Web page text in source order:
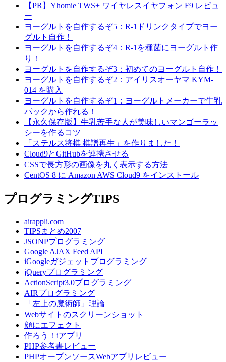
【PR】Yhomie TWS+ ワイヤレスイヤフォン F9 レビュ
ー
ヨーグルトを自作するぞ5：R-1ドリンクタイプでヨー
グルト自作！
ヨーグルトを自作するぞ4：R-1を種菌にヨーグルト作
り！
ヨーグルトを自作するぞ3：初めてのヨーグルト自作！
ヨーグルトを自作するぞ2：アイリスオーヤマ KYM-
014 を購入
ヨーグルトを自作するぞ1：ヨーグルトメーカーで牛乳
パックから作れる！
【永久保存版】牛乳苦手な人が美味しいマンゴーラッ
シーを作るコツ
「ステルス将棋 棋譜再生」を作りました！
Cloud9とGitHubを連携させる
CSSで長方形の画像を丸く表示する方法
CentOS 8 に Amazon AWS Cloud9 をインストール
プログラミングTIPS
airappli.com
TIPSまとめ2007
JSONPプログラミング
Google AJAX Feed API
iGoogleガジェットプログラミング
jQueryプログラミング
ActionScript3.0プログラミング
AIRプログラミング
「左上の魔術師」理論
Webサイトのスクリーンショット
顔にエフェクト
作ろう！iアプリ
PHP参考書レビュー
PHPオープンソースWebアプリレビュー